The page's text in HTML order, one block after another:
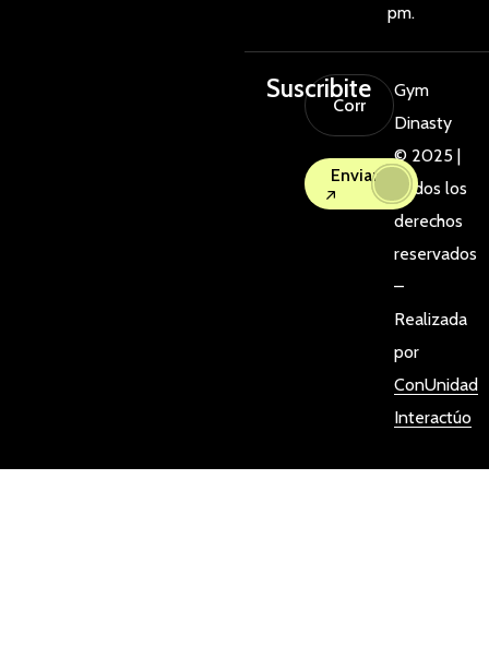
pm.
Suscribite
Enviar
Gym
Dinasty
© 2025 |
Todos los
derechos
reservados
–
Realizada
por
ConUnidad
Interactúo